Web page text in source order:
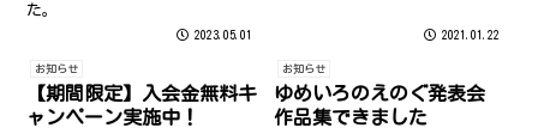
た。
2023.05.01
しれませんが、今年は節分が２
月２日だそうです…！ 節分は２
月３日に固定ではなく、『立春
の前日』...
2021.01.22
お知らせ
【期間限定】入会金無料キ
ャンペーン実施中！
お知らせ
ゆめいろのえのぐ発表会
作品集できました